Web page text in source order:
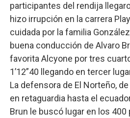
participantes del rendija
hizo irrupción en la carrera
cuidada por la familia
buena conducción de Alvaro
favorita Alcyone por tres
1’12”40 llegando en tercer
La defensora de El Norteño,
en retaguardia hasta el
Brun le buscó lugar en los 400